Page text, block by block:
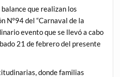
que realizan los
N°94 del “Carnaval de la
evento que se llevó a cabo
21 de febrero del presente
donde familias